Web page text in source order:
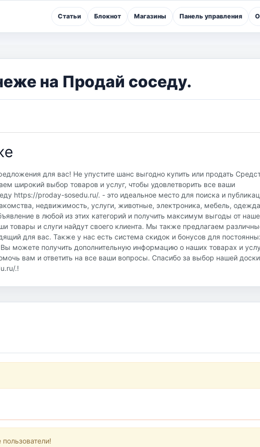
Статьи Блокнот Магазины Панель управления
на Продай соседу.
для вас! Не упустите шанс выгодно купить или продать
широкий выбор товаров и услуг, чтобы удовлетворить все ваши
https://proday-sosedu.ru/. - это идеальное место для поиска и
недвижимость, услуги, животные, электроника, мебель,
в любой из этих категорий и получить максимум выгоды от
товары и слуги найдут своего клиента. Мы также предлагаем
для вас. Также у нас есть система скидок и бонусов для
можете получить дополнительную информацию о наших товарах и
вам и ответить на все ваши вопросы. Спасибо за выбор нашей доски
.!